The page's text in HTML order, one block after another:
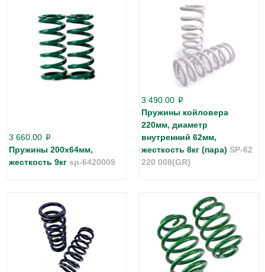
3 660.00 p
Пружины 200х64мм,
жесткость 9кг sp-6420009
3 490.00 p
Пружины койловера
220мм, диаметр
внутренний 62мм,
жесткость 8кг (пара) SP-62
220 008(GR)